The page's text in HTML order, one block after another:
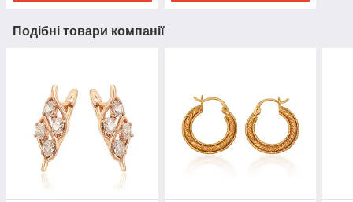
Подібні товари компанії